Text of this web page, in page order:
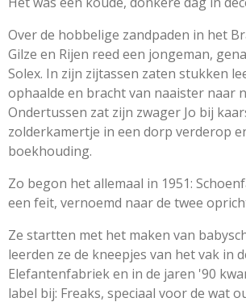
Over de hobbelige zandpaden in het
Gilze en Rijen reed een jongeman,
Solex. In zijn zijtassen zaten stukken
ophaalde en bracht van naaister naar
Ondertussen zat zijn zwager Jo bij
zolderkamertje in een dorp verderop
boekhouding.
Zo begon het allemaal in 1951:
een feit, vernoemd naar de twee
Ze startten met het maken van
leerden ze de kneepjes van het vak in
Elefantenfabriek en in de jaren '90
label bij: Freaks, speciaal voor de wat